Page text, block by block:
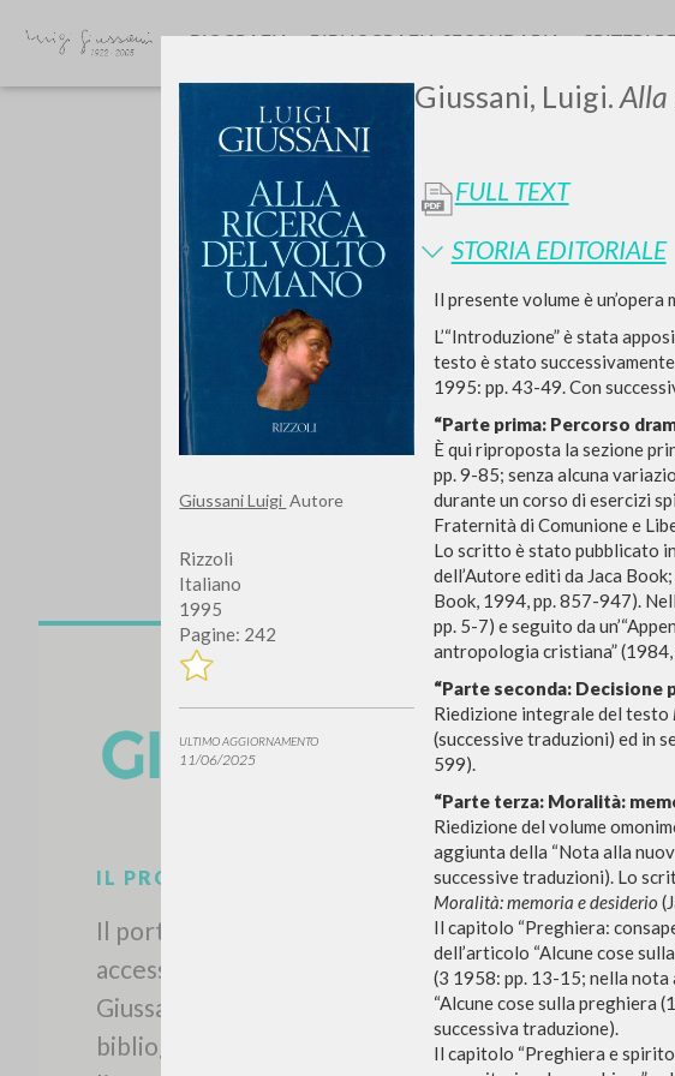
Giussani Luigi Autore
Rizzoli
Italiano
1995
Pagine: 242
ULTIMO AGGIORNAMENTO
11/06/2025
Giussani, Luigi. Alla
FULL TEXT
STORIA EDITORIALE
Il presente volume è
L’“Introduzione” è stata
testo è stato
1995: pp. 43-49. Con
“Parte prima: Percorso
È qui riproposta la sezione
pp. 9-85; senza alcuna
durante un corso di esercizi
Fraternità di Comunione e
Lo scritto è stato pubblicato
dell’Autore editi da Jaca Book;
Book, 1994, pp. 857-947).
pp. 5-7) e seguito da
antropologia cristiana”
“Parte seconda: Decisione
Riedizione integrale del testo
(successive traduzioni) ed in
599).
“Parte terza: Moralità:
Riedizione del volume
aggiunta della “Nota alla
successive traduzioni). Lo
Moralità: memoria e desiderio
Il capitolo “Preghiera:
dell’articolo “Alcune cose
(3 1958: pp. 13-15; nella
“Alcune cose sulla preghiera
successiva traduzione).
Il capitolo “Preghiera e
BIOGRAFIA BIBLIOGRAFIA SECONDARIA CRITERI
0
TIPOLOGIA OPERA LINGUA